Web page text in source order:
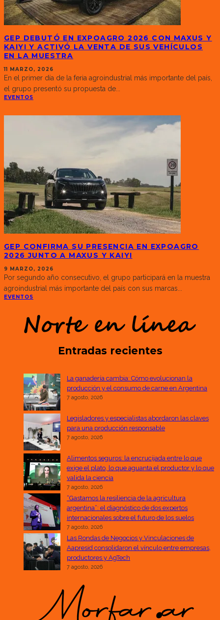
GEP DEBUTÓ EN EXPOAGRO 2026 CON MAXUS Y
KAIYI Y ACTIVÓ LA VENTA DE SUS VEHÍCULOS
EN LA MUESTRA
11 MARZO, 2026
En el primer día de la feria agroindustrial más importante del país,
el grupo presentó su propuesta de
EVENTOS
GEP CONFIRMA SU PRESENCIA EN EXPOAGRO
2026 JUNTO A MAXUS Y KAIYI
9 MARZO, 2026
Por segundo año consecutivo, el grupo participará en la muestra
agroindustrial más importante del país con sus marcas
EVENTOS
Entradas recientes
La ganadería cambia: Cómo evolucionan la
producción y el consumo de carne en Argentina
7 agosto, 2026
Legisladores y especialistas abordaron las claves
para una producción responsable
7 agosto, 2026
Alimentos seguros: la encrucijada entre lo que
exige el plato, lo que aguanta el productor y lo que
valida la ciencia
7 agosto, 2026
“Gastamos la resiliencia de la agricultura
argentina”: el diagnóstico de dos expertos
internacionales sobre el futuro de los suelos
7 agosto, 2026
Las Rondas de Negocios y Vinculaciones de
Aapresid consolidaron el vínculo entre empresas,
productores y AgTech
7 agosto, 2026